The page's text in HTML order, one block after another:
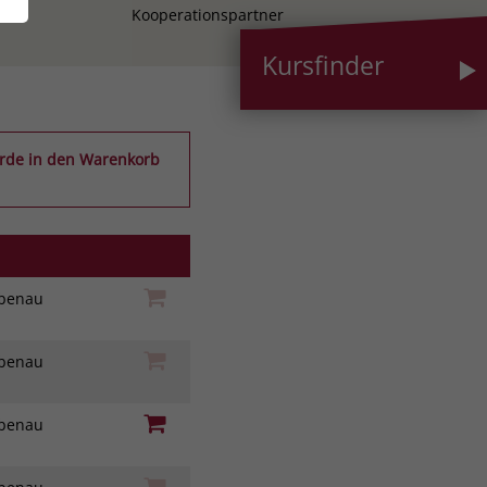
Kooperationspartner
Kursfinder
in den Warenkorb